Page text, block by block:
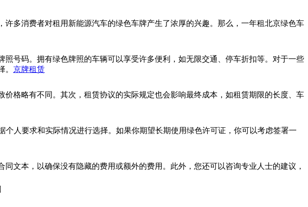
多消费者对租用新能源汽车的绿色车牌产生了浓厚的兴趣。那么，一年租北京绿色车
号码。拥有绿色牌照的车辆可以享受许多便利，如无限交通、停车折扣等。对于一些
京牌租赁
格略有不同。其次，租赁协议的实际规定也会影响最终成本，如租赁期限的长度、车
个人要求和实际情况进行选择。如果你期望长期使用绿色许可证，你可以考虑签署一
文本，以确保没有隐藏的费用或额外的费用。此外，您还可以咨询专业人士的建议，